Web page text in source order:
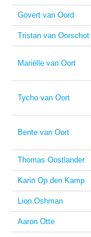
Govert van Oord
Tristan van Oorschot
Mariëlle van Oort
Tycho van Oort
Bente van Oort
Thomas Oostlander
Karin Op den Kamp
Lion Oshman
Aaron Otte